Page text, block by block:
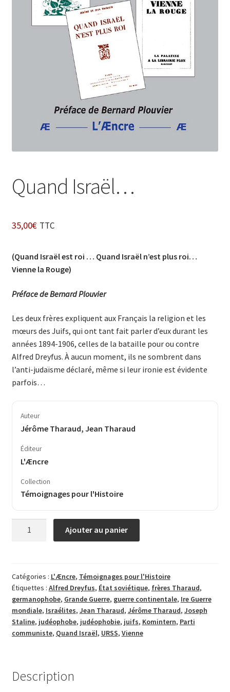
Login Customizer
Nous Contacter
Politique de confidentialité et cookies
Qui sommes-nous ?
Soutien à Philippe Randa
Quand Israël…
35,00€ TTC
(Quand Israël est roi … Quand Israël n’est plus roi…
Vienne la Rouge)
Préface de Bernard Plouvier
Les deux frères expliquent aux Français la religion et les
mœurs des Juifs, qui ont tant fait parler d’eux durant les
années 1894-1906, celles de la bataille pour ou contre
Alfred Dreyfus. À aucun moment, ils ne sombrent dans
l’anti-judaïsme déclaré, même si leur ironie est évidente
parfois…
Auteur
Jérôme Tharaud, Jean Tharaud
Éditeur
L'Æncre
Collection
Témoignages pour l'Histoire
Ajouter au panier
Catégories : L'Æncre, Témoignages pour l'Histoire
Étiquettes : Alfred Dreyfus, État soviétique, frères Tharaud,
germanophobe, Grande Guerre, guerre continentale, Ire Guerre
mondiale, Israélites, Jean Tharaud, Jérôme Tharaud, Joseph
Staline, judéophobe, judéophobie, juifs, Komintern, Parti
communiste, Quand Israël, URSS, Vienne
Description